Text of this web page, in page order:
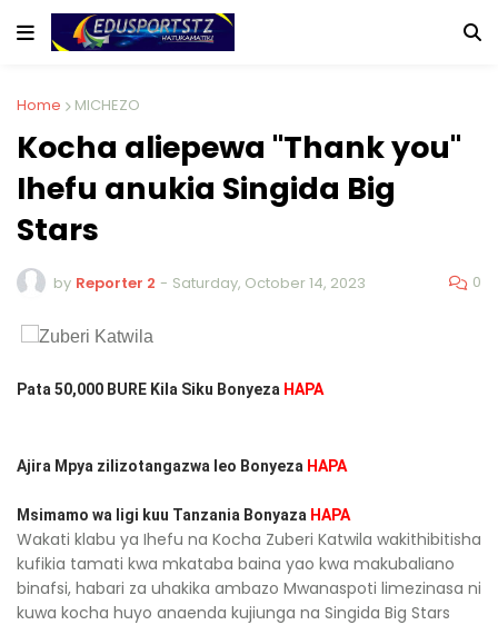
Home MICHEZO
Kocha aliepewa "Thank you"
Ihefu anukia Singida Big
Stars
by Reporter 2 - Saturday, October 14, 2023 0
Pata 50,000 BURE Kila Siku Bonyeza HAPA
Ajira Mpya zilizotangazwa leo Bonyeza HAPA
Msimamo wa ligi kuu Tanzania Bonyaza HAPA
Wakati klabu ya Ihefu na Kocha Zuberi Katwila wakithibitisha
kufikia tamati kwa mkataba baina yao kwa makubaliano
binafsi, habari za uhakika ambazo Mwanaspoti limezinasa ni
kuwa kocha huyo anaenda kujiunga na Singida Big Stars